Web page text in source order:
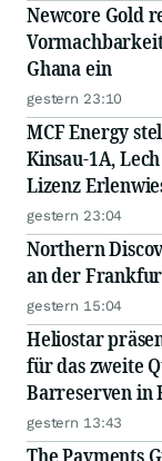
Newcore Gold
Ghana ein
gestern 23:10
MCF Energy
Kinsau-1A,
Lizenz
gestern 23:04
Northern
an der
gestern 15:04
Heliostar
für das zweite
Barreserven in
gestern 13:43